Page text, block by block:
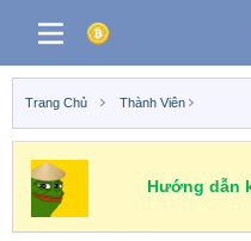
Trang Chủ Thành Viên
Hướng dẫn